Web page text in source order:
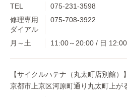
TEL
075-231-3598
修理専用
ダイアル
075-708-3922
月～土 11:00～20:00 / 日
【サイクルハテナ（丸太町店別館）】
京都市上京区河原町通り丸太町上が